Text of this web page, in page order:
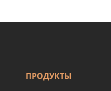
ПРОДУКТЫ